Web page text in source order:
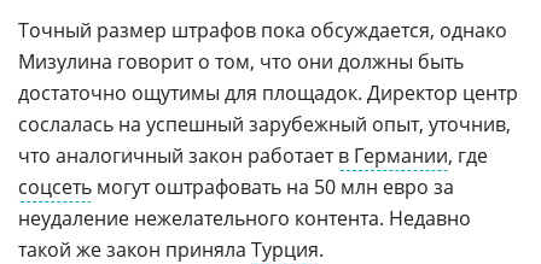
Точный размер штрафов пока обсуждается, однако
Мизулина говорит о том, что они должны быть
достаточно ощутимы для площадок. Директор центр
сослалась на успешный зарубежный опыт, уточнив,
что аналогичный закон работаетв Германии, где
соцсеть могут оштрафовать на 50 млн евро за
неудаление нежелательного контента. Недавно
такой же закон приняла Турция.